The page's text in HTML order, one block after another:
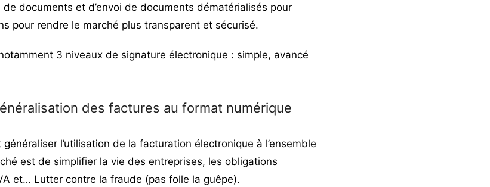
documents et d’envoi de documents dématérialisés pour
pour rendre le marché plus transparent et sécurisé.
3 niveaux de signature électronique : simple, avancé
des factures au format numérique
généraliser l’utilisation de la facturation électronique à l’ensemble
est de simplifier la vie des entreprises, les obligations
et… Lutter contre la fraude (pas folle la guêpe).